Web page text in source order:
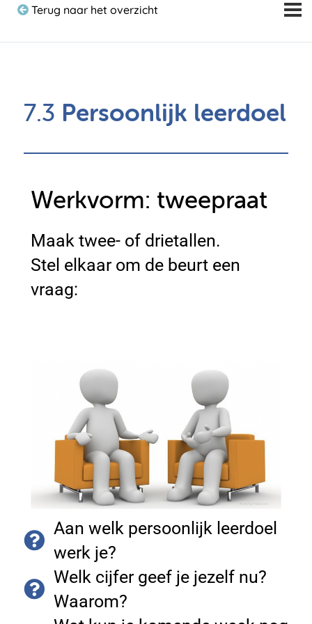
Terug naar het overzicht
7.3 Persoonlijk leerdoel
Werkvorm: tweepraat
Maak twee- of drietallen.
Stel elkaar om de beurt een
vraag:
Aan welk persoonlijk leerdoel
werk je?
Welk cijfer geef je jezelf nu?
Waarom?